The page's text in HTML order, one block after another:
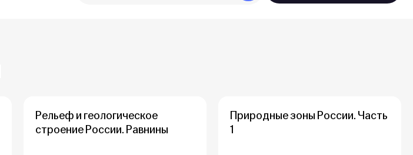
Рельеф и геологическое
строение России. Равнины
Природные зоны России. Часть
1